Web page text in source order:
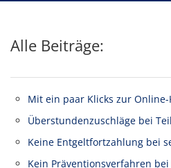
Alle Beiträge:
Mit ein paar Klicks zur
Überstundenzuschläge bei
Keine Entgeltfortzahlung bei
Kein Präventionsverfahren